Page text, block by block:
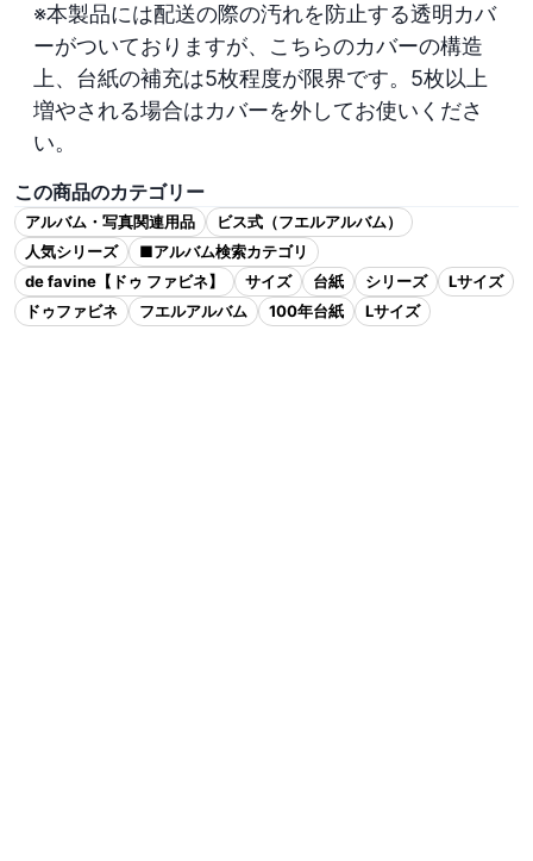
※本製品には配送の際の汚れを防止する透明カバ
ーがついておりますが、こちらのカバーの構造
上、台紙の補充は5枚程度が限界です。5枚以上
増やされる場合はカバーを外してお使いくださ
い。
この商品のカテゴリー
アルバム・写真関連用品
ビス式（フエルアルバム）
人気シリーズ
■アルバム検索カテゴリ
de favine【ドゥ ファビネ】
サイズ 台紙 シリーズ
Lサイズ
ドゥファビネ
フエルアルバム 100年台紙 Lサイズ